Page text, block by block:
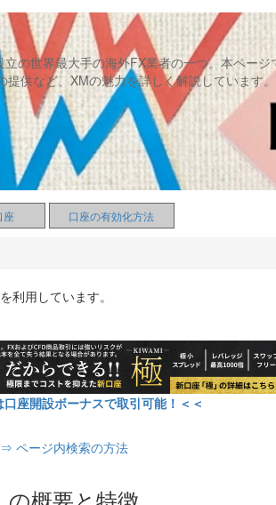
の世界最大手の海外FX業者の一つ。本ページ
提供など、XMの魅力を詳しく解説しています
座 口座の有効化方法
利用しています。
口座開設ボーナスで取引可能！＜＜
⇒ ページ内検索の方法